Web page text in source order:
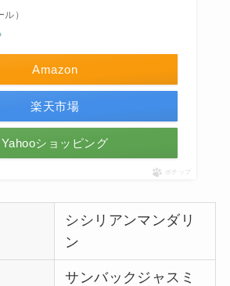
）
Amazon
楽天市場
Yahooショッピング
ポチップ
シシリアンマンダリ
ン
サンバックジャスミ